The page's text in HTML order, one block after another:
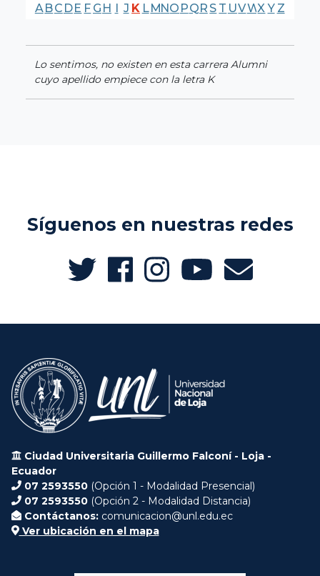
A BC DE F G H I J K LMNO PQR S T UVWX Y Z
Lo sentimos, no existen en esta carrera Alumni
cuyo apellido empiece con la letra K
Síguenos en nuestras redes
Ciudad Universitaria Guillermo Falconí - Loja -
Ecuador
07 2593550 (Opción 1 - Modalidad Presencial)
07 2593550 (Opción 2 - Modalidad Distancia)
Contáctanos: comunicacion@unl.edu.ec
Ver ubicación en el mapa